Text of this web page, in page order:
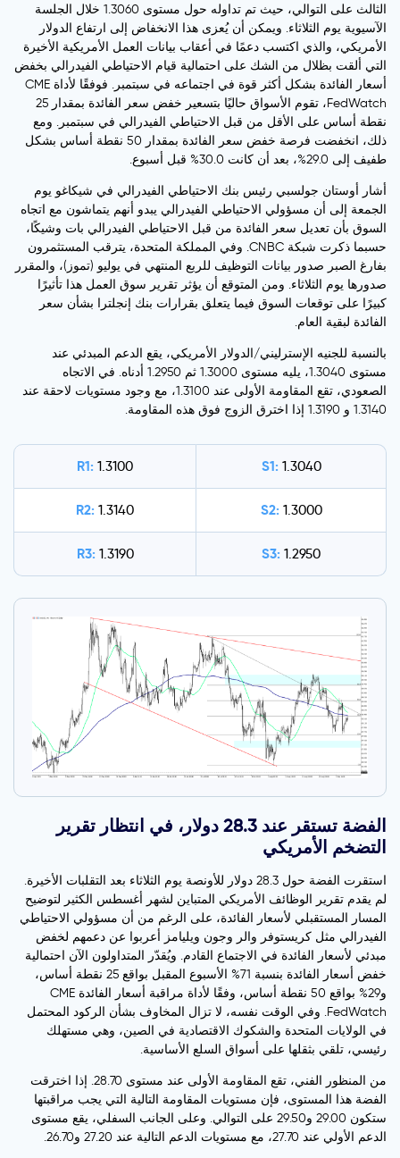
الثالث على التوالي، حيث تم تداوله حول مستوى 1.3060 خلال الجلسة
الآسيوية يوم الثلاثاء. ويمكن أن يُعزى هذا الانخفاض إلى ارتفاع الدولار
الأمريكي، والذي اكتسب دعمًا في أعقاب بيانات العمل الأمريكية الأخيرة
التي ألقت بظلال من الشك على احتمالية قيام الاحتياطي الفيدرالي بخفض
أسعار الفائدة بشكل أكثر قوة في اجتماعه في سبتمبر. فوفقًا لأداة CME
FedWatch، تقوم الأسواق حاليًا بتسعير خفض سعر الفائدة بمقدار 25
نقطة أساس على الأقل من قبل الاحتياطي الفيدرالي في سبتمبر. ومع
ذلك، انخفضت فرصة خفض سعر الفائدة بمقدار 50 نقطة أساس بشكل
طفيف إلى 29.0%، بعد أن كانت 30.0% قبل أسبوع.
أشار أوستان جولسبي رئيس بنك الاحتياطي الفيدرالي في شيكاغو يوم
الجمعة إلى أن مسؤولي الاحتياطي الفيدرالي يبدو أنهم يتماشون مع اتجاه
السوق بأن تعديل سعر الفائدة من قبل الاحتياطي الفيدرالي بات وشيكًا،
حسبما ذكرت شبكة CNBC. وفي المملكة المتحدة، يترقب المستثمرون
بفارغ الصبر صدور بيانات التوظيف للربع المنتهي في يوليو (تموز)، والمقرر
صدورها يوم الثلاثاء. ومن المتوقع أن يؤثر تقرير سوق العمل هذا تأثيرًا
كبيرًا على توقعات السوق فيما يتعلق بقرارات بنك إنجلترا بشأن سعر
الفائدة لبقية العام.
بالنسبة للجنيه الإسترليني/الدولار الأمريكي، يقع الدعم المبدئي عند
مستوى 1.3040، يليه مستوى 1.3000 ثم 1.2950 أدناه. في الاتجاه
الصعودي، تقع المقاومة الأولى عند 1.3100، مع وجود مستويات لاحقة عند
1.3140 و 1.3190 إذا اخترق الزوج فوق هذه المقاومة.
R1: 1.3100 S1: 1.3040
R2: 1.3140 S2: 1.3000
R3: 1.3190 S3: 1.2950
الفضة تستقر عند 28.3 دولار، في انتظار تقرير
التضخم الأمريكي
استقرت الفضة حول 28.3 دولار للأونصة يوم الثلاثاء بعد التقلبات الأخيرة.
لم يقدم تقرير الوظائف الأمريكي المتباين لشهر أغسطس الكثير لتوضيح
المسار المستقبلي لأسعار الفائدة، على الرغم من أن مسؤولي الاحتياطي
الفيدرالي مثل كريستوفر والر وجون ويليامز أعربوا عن دعمهم لخفض
مبدئي لأسعار الفائدة في الاجتماع القادم. ويُقدّر المتداولون الآن احتمالية
خفض أسعار الفائدة بنسبة 71% الأسبوع المقبل بواقع 25 نقطة أساس،
و29% بواقع 50 نقطة أساس، وفقًا لأداة مراقبة أسعار الفائدة CME
FedWatch. وفي الوقت نفسه، لا تزال المخاوف بشأن الركود المحتمل
في الولايات المتحدة والشكوك الاقتصادية في الصين، وهي مستهلك
رئيسي، تلقي بثقلها على أسواق السلع الأساسية.
من المنظور الفني، تقع المقاومة الأولى عند مستوى 28.70. إذا اخترقت
الفضة هذا المستوى، فإن مستويات المقاومة التالية التي يجب مراقبتها
ستكون 29.00 و29.50 على التوالي. وعلى الجانب السفلي، يقع مستوى
الدعم الأولي عند 27.70، مع مستويات الدعم التالية عند 27.20 و26.70.